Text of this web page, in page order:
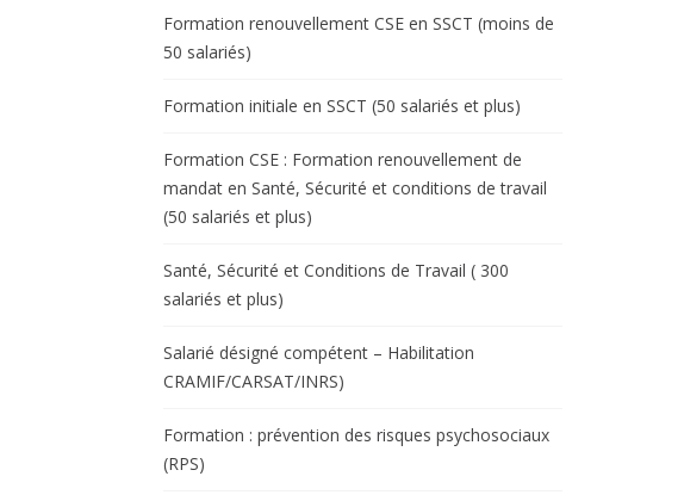
Formation renouvellement CSE en SSCT (moins de
50 salariés)
Formation initiale en SSCT (50 salariés et plus)
Formation CSE : Formation renouvellement de
mandat en Santé, Sécurité et conditions de travail
(50 salariés et plus)
Santé, Sécurité et Conditions de Travail ( 300
salariés et plus)
Salarié désigné compétent – Habilitation
CRAMIF/CARSAT/INRS)
Formation : prévention des risques psychosociaux
(RPS)